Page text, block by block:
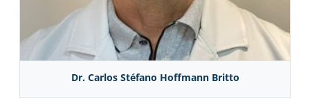
Dr. Carlos Stéfano Hoffmann Britto